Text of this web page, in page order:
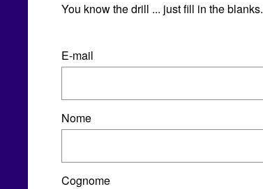
You know the drill ... just fill in the blanks.
E-mail
Nome
Cognome